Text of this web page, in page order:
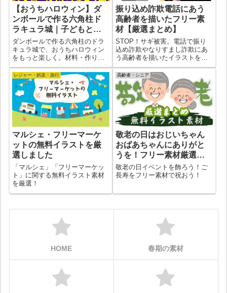
【おうちハロウィン】ダ
ンボールで作る六角柱ド
ラキュラ城｜子どもと楽
しむ簡単工作
ダンボールで作る六角柱のドラ
キュラ城で、おうちハロウィン
をもっと楽しく。材料・作り
方・遊び方を画像つきで紹介。
子どもと室内で楽しめる簡単工
作アイデアです。
振り込め詐欺電話にあう
高齢者を描いたフリー素
材【厳選まとめ】
STOP！サギ被害。電話で振り
込め詐欺やなりすまし詐欺にあ
う高齢者を描いたイラストを厳
選。
レジャー・娯楽・旅行
マルシェ・フリーマーケ
ットの無料イラストを厳
選しました
「マルシェ」「フリーマーケッ
ト」に関する無料イラスト素材
を厳選！
高齢者・シニア
敬老の日はおじいちゃん
おばあちゃんにありがと
うを！フリー素材厳選ま
とめ♪
敬老の日イベントを飾ろう！ご
長寿をフリー素材で祝おう！
HOME 春期の素材